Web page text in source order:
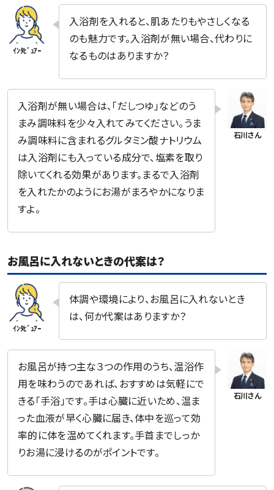
入浴剤を入れると、肌あたりもやさしくなる
のも魅力です。入浴剤が無い場合、代わりに
なるものはありますか？
入浴剤が無い場合は、「だしつゆ」などのう
まみ調味料を少々入れてみてください。うま
み調味料に含まれるグルタミン酸ナトリウム
は入浴剤にも入っている成分で、塩素を取り
除いてくれる効果があります。まるで入浴剤
を入れたかのようにお湯がまろやかになりま
すよ。
お風呂に入れないときの代案は？
体調や環境により、お風呂に入れないとき
は、何か代案はありますか？
お風呂が持つ主な３つの作用のうち、温浴作
用を味わうのであれば、おすすめは気軽にで
きる「手浴」です。手は心臓に近いため、温ま
った血液が早く心臓に届き、体中を巡って効
率的に体を温めてくれます。手首までしっか
りお湯に浸けるのがポイントです。